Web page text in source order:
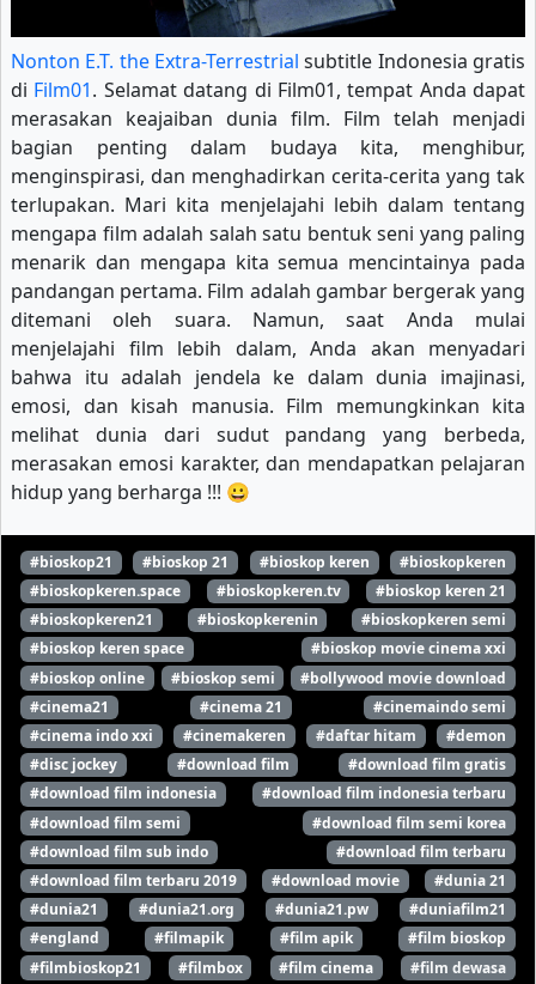
Nonton E.T. the Extra-Terrestrial subtitle Indonesia gratis
di Film01. Selamat datang di Film01, tempat Anda dapat
merasakan keajaiban dunia film. Film telah menjadi
bagian penting dalam budaya kita, menghibur,
menginspirasi, dan menghadirkan cerita-cerita yang tak
terlupakan. Mari kita menjelajahi lebih dalam tentang
mengapa film adalah salah satu bentuk seni yang paling
menarik dan mengapa kita semua mencintainya pada
pandangan pertama. Film adalah gambar bergerak yang
ditemani oleh suara. Namun, saat Anda mulai
menjelajahi film lebih dalam, Anda akan menyadari
bahwa itu adalah jendela ke dalam dunia imajinasi,
emosi, dan kisah manusia. Film memungkinkan kita
melihat dunia dari sudut pandang yang berbeda,
merasakan emosi karakter, dan mendapatkan pelajaran
hidup yang berharga !!! 😀
#bioskop21 #bioskop 21 #bioskop keren
#bioskopkeren
#bioskopkeren.space
#bioskopkeren.tv
#bioskop keren 21
#bioskopkeren21
#bioskopkerenin
#bioskopkeren semi
#bioskop keren space
#bioskop movie cinema xxi
#bioskop online
#bioskop semi
#bollywood movie download
#cinema21
#cinema 21
#cinemaindo semi
#cinema indo xxi
#cinemakeren #daftar hitam
#demon
#disc jockey
#download film
#download film gratis
#download film indonesia
#download film indonesia terbaru
#download film semi
#download film semi korea
#download film sub indo
#download film terbaru
#download film terbaru 2019
#download movie
#dunia 21
#dunia21
#dunia21.org #dunia21.pw
#duniafilm21
#england
#filmapik #film apik
#film bioskop
#filmbioskop21
#filmbox #film cinema
#film dewasa